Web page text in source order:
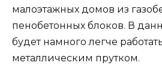
малоэтажных домов из
пенобетонных блоков. В
будет намного легче
металлическим прутком.